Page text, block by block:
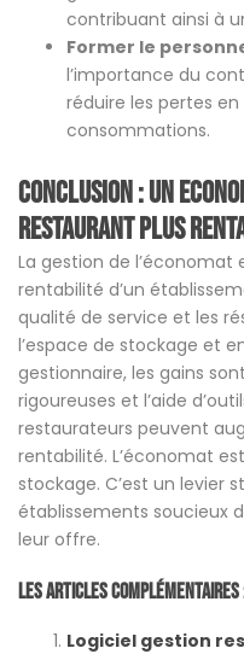
contribuant ainsi à
Former le
l’importance du
réduire les pertes
consommations.
Conclusion : Un
restaurant plus
La gestion de
rentabilité d’un
qualité de service et les
l’espace de stockage et
gestionnaire, les gains
rigoureuses et l’aide
restaurateurs peuvent
rentabilité. L’économat
stockage. C’est un levier
établissements soucieux
leur offre.
Les Articles Complémentaires
Logiciel gestion